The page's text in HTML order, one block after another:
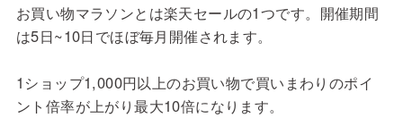
お買い物マラソンとは楽天セールの1つです。開催期間
は5日~10日でほぼ毎月開催されます。
1ショップ1,000円以上のお買い物で買いまわりのポイ
ント倍率が上がり最大10倍になります。